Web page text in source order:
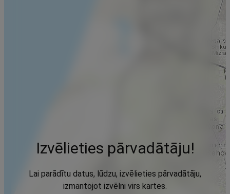
Izvēlieties pārvadātāju!
Lai parādītu datus, lūdzu, izvēlieties pārvadātāju,
izmantojot izvēlni virs kartes.